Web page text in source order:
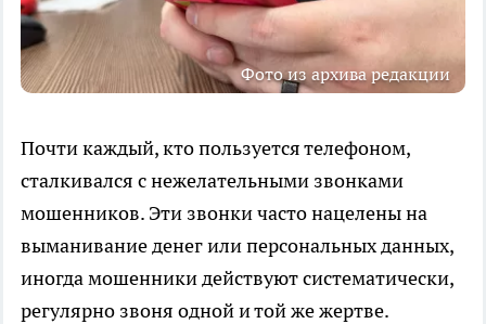
Фото из архива редакции
Почти каждый, кто пользуется телефоном,
сталкивался с нежелательными звонками
мошенников. Эти звонки часто нацелены на
выманивание денег или персональных данных,
иногда мошенники действуют систематически,
регулярно звоня одной и той же жертве.